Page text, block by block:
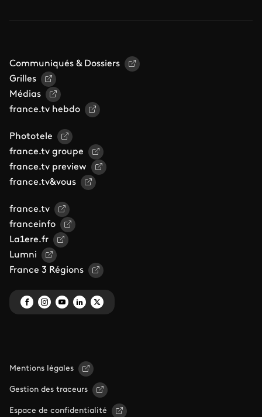
Communiqués & Dossiers
Grilles
Médias
france.tv hebdo
Phototele
france.tv groupe
france.tv preview
france.tv&vous
france.tv
franceinfo
La1ere.fr
Lumni
France 3 Régions
Mentions légales
Gestion des traceurs
Espace de confidentialité